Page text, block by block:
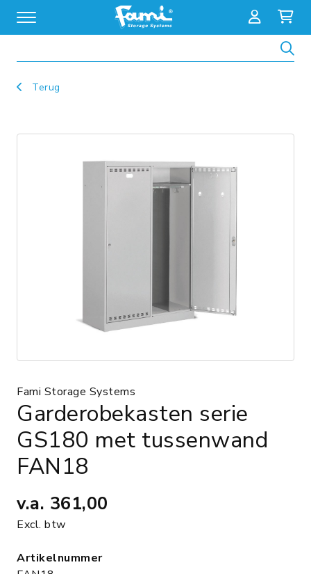
Terug
Fami Storage Systems
Garderobekasten serie
GS180 met tussenwand
FAN18
v.a. 361,00
Excl. btw
Artikelnummer